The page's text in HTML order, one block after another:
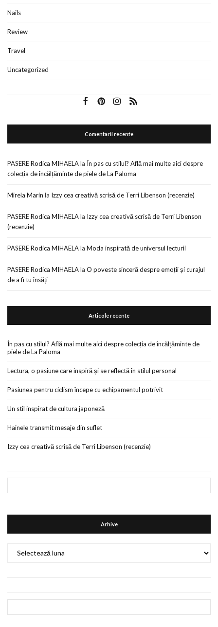
Nails
Review
Travel
Uncategorized
Comentarii recente
PASERE Rodica MIHAELAla În pas cu stilul? Află mai multe aici despre
colecția de încălțăminte de piele de La Paloma
Mirela Marin la Izzy cea creativă scrisă de Terri Libenson (recenzie)
PASERE Rodica MIHAELAla Izzy cea creativă scrisă de Terri Libenson
(recenzie)
PASERE Rodica MIHAELAla Moda inspirată de universul lecturii
PASERE Rodica MIHAELAla O poveste sinceră despre emoții și curajul
de a fi tu însăți
Articole recente
În pas cu stilul? Află mai multe aici despre colecția de încălțăminte de
piele de La Paloma
Lectura, o pasiune care inspiră și se reflectă în stilul personal
Pasiunea pentru ciclism începe cu echipamentul potrivit
Un stil inspirat de cultura japoneză
Hainele transmit mesaje din suflet
Izzy cea creativă scrisă de Terri Libenson (recenzie)
Arhive